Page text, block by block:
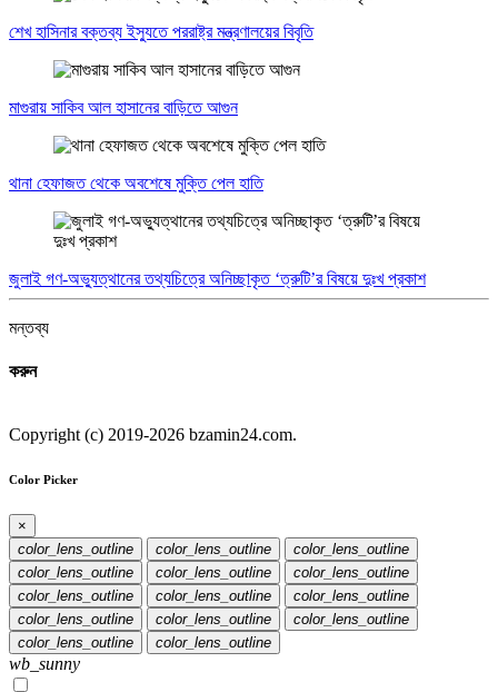
শেখ হাসিনার বক্তব্য ইস্যুতে পররাষ্ট্র মন্ত্রণালয়ের বিবৃতি
মাগুরায় সাকিব আল হাসানের বাড়িতে আগুন
থানা হেফাজত থেকে অবশেষে মুক্তি পেল হাতি
জুলাই গণ-অভ্যুত্থানের তথ্যচিত্রে অনিচ্ছাকৃত ‘ত্রুটি’র বিষয়ে দুঃখ প্রকাশ
মন্তব্য
করুন
Copyright (c) 2019-2026 bzamin24.com.
Color Picker
×
color_lens_outline
color_lens_outline
color_lens_outline
color_lens_outline
color_lens_outline
color_lens_outline
color_lens_outline
color_lens_outline
color_lens_outline
color_lens_outline
color_lens_outline
color_lens_outline
color_lens_outline
color_lens_outline
wb_sunny